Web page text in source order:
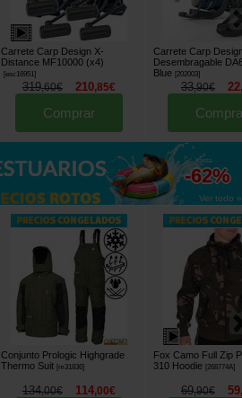
Carrete Carp Design X-
Distance MF10000 (x4)
[esc16951]
319,60€ 210,85€
Comprar
Carrete Carp
Desembragable
Blue [202003]
33,90€ 22
hasta
-62%
Ver todo »
Conjunto Prologic Highgrade
Thermo Suit [m31836]
134,00€ 114,00€
Fox Camo Full Zip
310 Hoodie [268774A]
69,90€ 59